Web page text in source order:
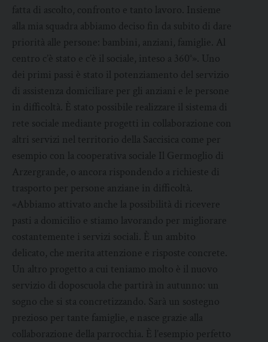
fatta di ascolto, confronto e tanto lavoro. Insieme
alla mia squadra abbiamo deciso fin da subito di dare
priorità alle persone: bambini, anziani, famiglie. Al
centro c’è stato e c’è il sociale, inteso a 360°». Uno
dei primi passi è stato il potenziamento del servizio
di assistenza domiciliare per gli anziani e le persone
in difficoltà. È stato possibile realizzare il sistema di
rete sociale mediante progetti in collaborazione con
altri servizi nel territorio della Saccisica come per
esempio con la cooperativa sociale Il Germoglio di
Arzergrande, o ancora rispondendo a richieste di
trasporto per persone anziane in difficoltà.
«Abbiamo attivato anche la possibilità di ricevere
pasti a domicilio e stiamo lavorando per migliorare
costantemente i servizi sociali. È un ambito
delicato, che merita attenzione e risposte concrete.
Un altro progetto a cui teniamo molto è il nuovo
servizio di doposcuola che partirà in autunno: un
sogno che si sta concretizzando. Sarà un sostegno
prezioso per tante famiglie, e nasce grazie alla
collaborazione della parrocchia. È l’esempio perfetto